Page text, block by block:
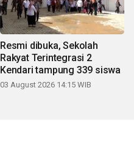
Resmi dibuka, Sekolah
Rakyat Terintegrasi 2
Kendari tampung 339 siswa
03 August 2026 14:15 WIB